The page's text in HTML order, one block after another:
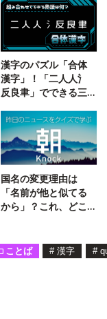
漢字のパズル「合体
漢字」！「二人人氵
反良聿」でできる三
国名の変更理由は
「名前が他と似てる
から」？これ、どこ
ことば # 漢字 #